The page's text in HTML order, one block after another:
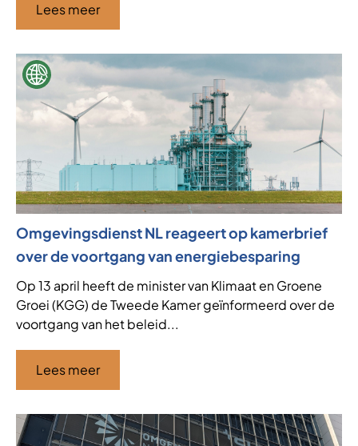
Lees meer
Omgevingsdienst NL reageert op kamerbrief
over de voortgang van energiebesparing
Op 13 april heeft de minister van Klimaat en Groene
Groei (KGG) de Tweede Kamer geïnformeerd over de
voortgang van het beleid...
Lees meer